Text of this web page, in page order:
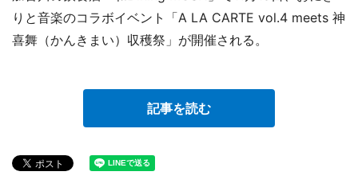
りと音楽のコラボイベント「A LA CARTE vol.4 meets 神
喜舞（かんきまい）収穫祭」が開催される。
記事を読む